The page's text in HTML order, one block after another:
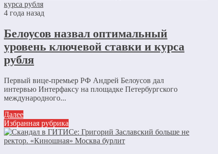
4 года назад
Белоусов назвал оптимальный
уровень ключевой ставки и курса
рубля
Первый вице-премьер РФ Андрей Белоусов дал
интервью Интерфаксу на площадке Петербургского
международного...
Далее
Избранная рубрика